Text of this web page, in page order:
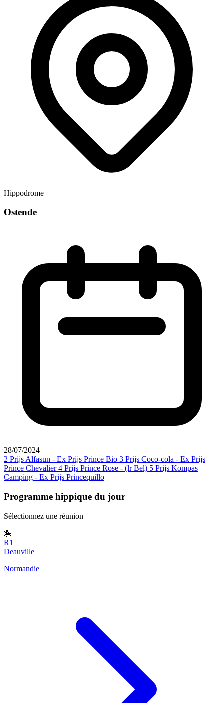
Hippodrome
Ostende
28/07/2024
2 Prijs Alfasun - Ex Prijs Prince Bio 3 Prijs Coco-cola - Ex Prijs
Prince Chevalier 4 Prijs Prince Rose - (lr Bel) 5 Prijs Kompas
Camping - Ex Prijs Princequillo
Programme hippique du jour
Sélectionnez une réunion
🏇
R1
Deauville
Normandie